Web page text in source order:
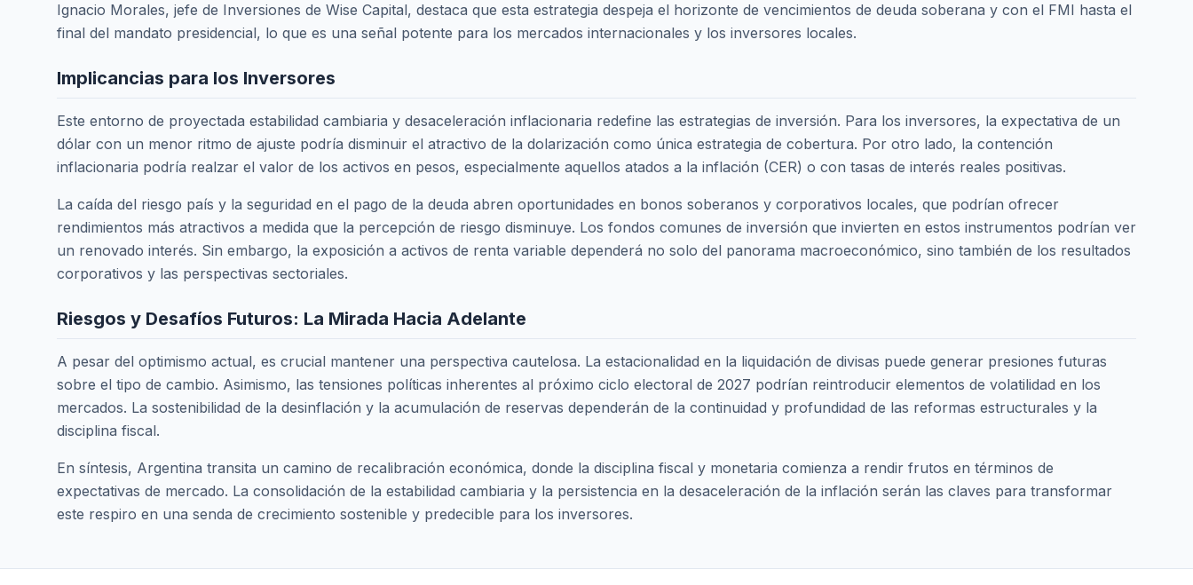
Ignacio Morales, jefe de Inversiones de Wise Capital, destaca que esta estrategia despeja el horizonte de vencimientos de deuda soberana y con el FMI hasta el
final del mandato presidencial, lo que es una señal potente para los mercados internacionales y los inversores locales.
Implicancias para los Inversores
Este entorno de proyectada estabilidad cambiaria y desaceleración inflacionaria redefine las estrategias de inversión. Para los inversores, la expectativa de un
dólar con un menor ritmo de ajuste podría disminuir el atractivo de la dolarización como única estrategia de cobertura. Por otro lado, la contención
inflacionaria podría realzar el valor de los activos en pesos, especialmente aquellos atados a la inflación (CER) o con tasas de interés reales positivas.
La caída del riesgo país y la seguridad en el pago de la deuda abren oportunidades en bonos soberanos y corporativos locales, que podrían ofrecer
rendimientos más atractivos a medida que la percepción de riesgo disminuye. Los fondos comunes de inversión que invierten en estos instrumentos podrían ver
un renovado interés. Sin embargo, la exposición a activos de renta variable dependerá no solo del panorama macroeconómico, sino también de los resultados
corporativos y las perspectivas sectoriales.
Riesgos y Desafíos Futuros: La Mirada Hacia Adelante
A pesar del optimismo actual, es crucial mantener una perspectiva cautelosa. La estacionalidad en la liquidación de divisas puede generar presiones futuras
sobre el tipo de cambio. Asimismo, las tensiones políticas inherentes al próximo ciclo electoral de 2027 podrían reintroducir elementos de volatilidad en los
mercados. La sostenibilidad de la desinflación y la acumulación de reservas dependerán de la continuidad y profundidad de las reformas estructurales y la
disciplina fiscal.
En síntesis, Argentina transita un camino de recalibración económica, donde la disciplina fiscal y monetaria comienza a rendir frutos en términos de
expectativas de mercado. La consolidación de la estabilidad cambiaria y la persistencia en la desaceleración de la inflación serán las claves para transformar
este respiro en una senda de crecimiento sostenible y predecible para los inversores.